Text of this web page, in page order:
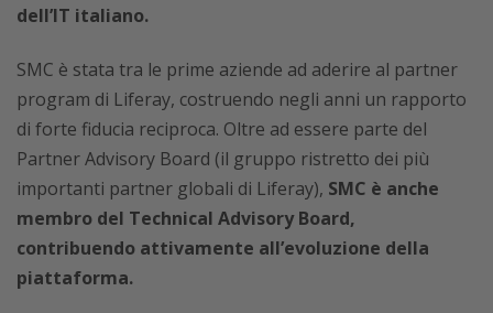
dell’IT italiano.
SMC è stata tra le prime aziende ad aderire al partner
program di Liferay, costruendo negli anni un rapporto
di forte fiducia reciproca. Oltre ad essere parte del
Partner Advisory Board (il gruppo ristretto dei più
importanti partner globali di Liferay), SMC è anche
membro del Technical Advisory Board,
contribuendo attivamente all’evoluzione della
piattaforma.